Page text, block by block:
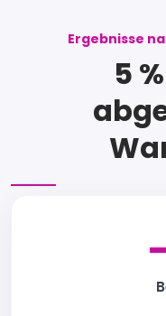
Ergebnisse
5